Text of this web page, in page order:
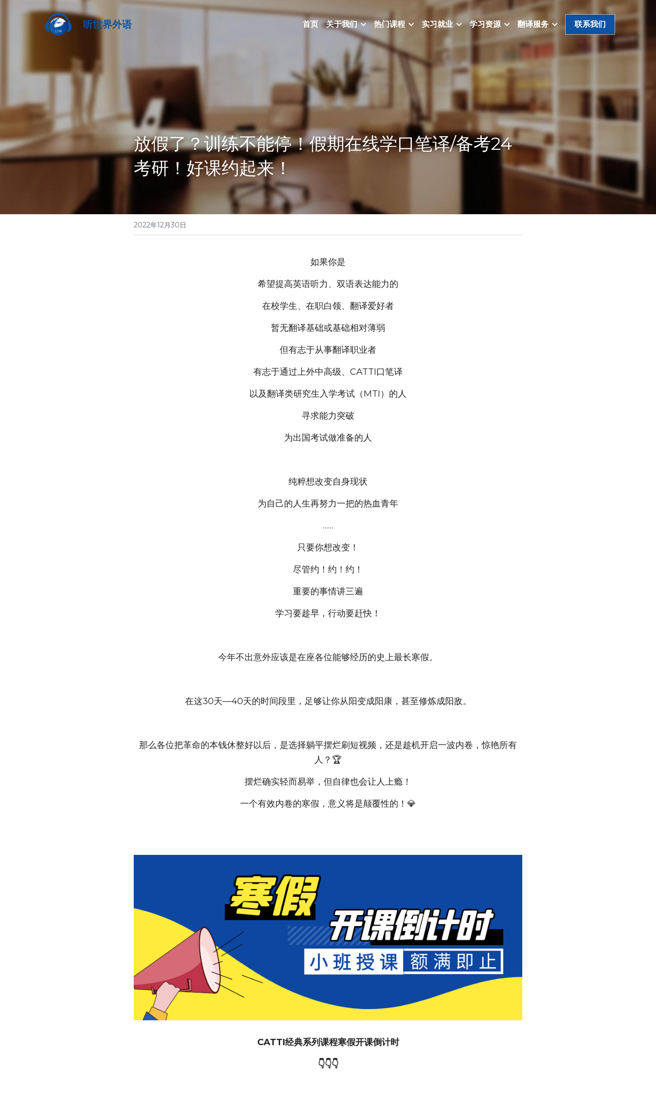
听世界外语 首页 关于我们 热门课程 实习就业 学习资源 翻译服务 联系我们
放假了？训练不能停！假期在线学口笔译/备考24
考研！好课约起来！
2022年12月30日
如果你是
希望提高英语听力、双语表达能力的
在校学生、在职白领、翻译爱好者
暂无翻译基础或基础相对薄弱
但有志于从事翻译职业者
有志于通过上外中高级、CATTI口笔译
以及翻译类研究生入学考试（MTI）的人
寻求能力突破
为出国考试做准备的人
纯粹想改变自身现状
为自己的人生再努力一把的热血青年
……
只要你想改变！
尽管约！约！约！
重要的事情讲三遍
学习要趁早，行动要赶快！
今年不出意外应该是在座各位能够经历的史上最长寒假。
在这30天—40天的时间段里，足够让你从阳变成阳康，甚至修炼成阳敌。
那么各位把革命的本钱休整好以后，是选择躺平摆烂刷短视频，还是趁机开启一波内卷，惊艳所有
人？🏆
摆烂确实轻而易举，但自律也会让人上瘾！
一个有效内卷的寒假，意义将是颠覆性的！💎
CATTI经典系列课程寒假开课倒计时
👇👇👇